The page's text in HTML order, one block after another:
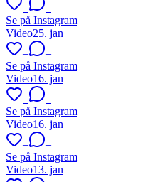
–
–
Se på Instagram
Video25. jan
–
–
Se på Instagram
Video16. jan
–
–
Se på Instagram
Video16. jan
–
–
Se på Instagram
Video13. jan